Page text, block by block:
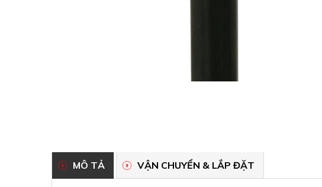
MÔ TẢ VẬN CHUYỂN & LẮP ĐẶT